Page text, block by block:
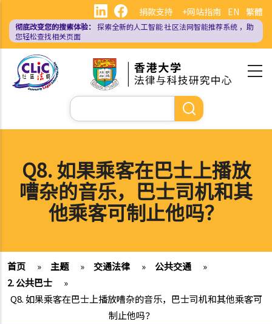
主
EN 繁體
捐款支持 +网站指南
彻底改变您的搜索体验： 探索全新的人工智能社区法网智能推荐系统 ，助
您轻松查找相关页面
搜
索
Q8. 如果乘客在巴士上播放
嘈杂的音乐，巴士司机和其
他乘客可制止他吗？
首页 » 主题 » 交通法律 » 公共交通
»
2. 公共巴士
»
Q8. 如果乘客在巴士上播放嘈杂的音乐，巴士司机和其他乘客可
制止他吗？